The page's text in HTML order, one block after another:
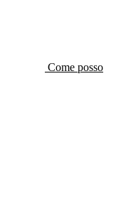
Come posso